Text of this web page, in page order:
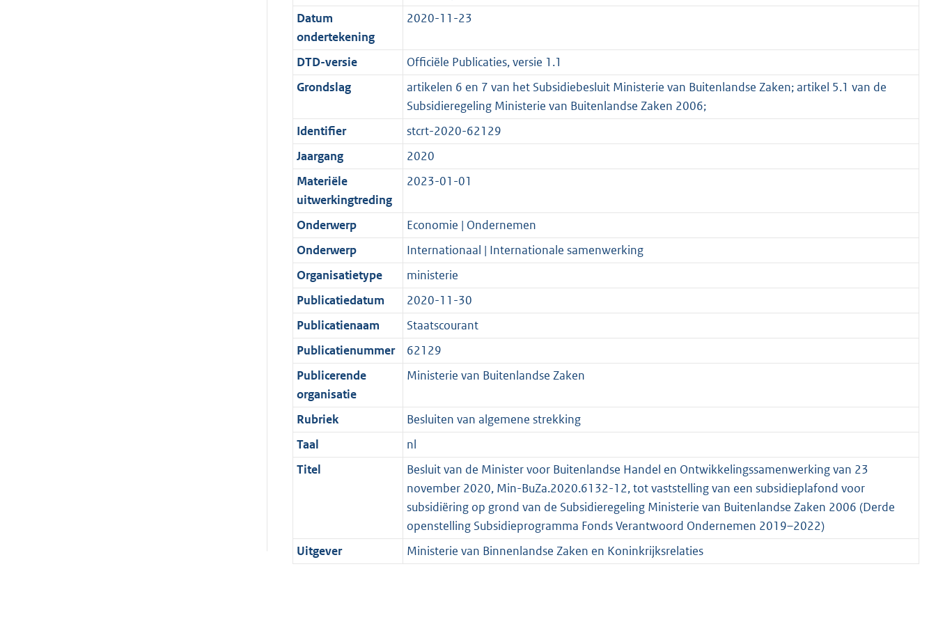
i
e
i
n
f
r
m
a
a
1
6
K
b
t
i
e
i
n
o
r
m
a
t
:
8
K
b
a
t
i
e
i
f
o
r
m
a
t
e
5
K
b
c
a
t
i
e
n
f
o
r
a
a
t
t
:
1
0
K
b
s
r
o
o
t
t
:
2
b
d
g
r
o
o
t
e
:
b
Datum
ondertekening
2020-11-23
DTD-versie
Officiële Publicaties, versie 1.1
Grondslag
artikelen 6 en 7 van het Subsidiebesluit Ministerie van Buitenlandse Zaken; artikel 5.1 van de
Subsidieregeling Ministerie van Buitenlandse Zaken 2006;
Identifier
stcrt-2020-62129
Jaargang
2020
Materiële
uitwerkingtreding
2023-01-01
Onderwerp
Economie | Ondernemen
Onderwerp
Internationaal | Internationale samenwerking
Organisatietype
ministerie
Publicatiedatum
2020-11-30
Publicatienaam
Staatscourant
Publicatienummer
62129
Publicerende
organisatie
Ministerie van Buitenlandse Zaken
Rubriek
Besluiten van algemene strekking
Taal
nl
Titel
Besluit van de Minister voor Buitenlandse Handel en Ontwikkelingssamenwerking van 23
november 2020, Min-BuZa.2020.6132-12, tot vaststelling van een subsidieplafond voor
subsidiëring op grond van de Subsidieregeling Ministerie van Buitenlandse Zaken 2006 (Derde
openstelling Subsidieprogramma Fonds Verantwoord Ondernemen 2019–2022)
Uitgever
Ministerie van Binnenlandse Zaken en Koninkrijksrelaties